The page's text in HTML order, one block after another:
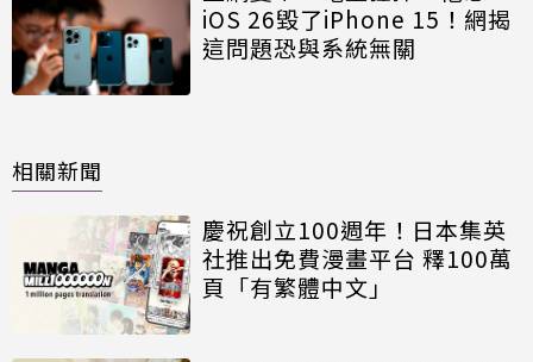
iOS 26毀了iPhone 15！網揭
這問題恐與系統無關
相關新聞
慶祝創立100週年！日本集英
社推出免費漫畫平台 釋100萬
頁「有繁體中文」